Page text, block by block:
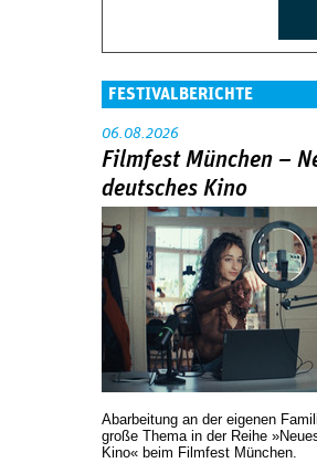
FESTIVALBERICHTE
06.08.2026
Filmfest München –
deutsches Kino
Abarbeitung an der eigenen
große Thema in der Reihe
Kino« beim Filmfest München.